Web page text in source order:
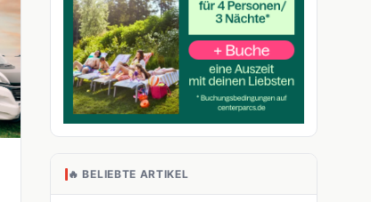
🔥 BELIEBTE ARTIKEL